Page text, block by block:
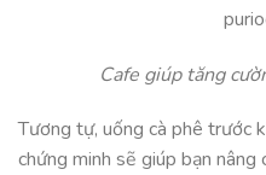
Cafe giúp tăng
Tương tự, uống cà phê trước
chứng minh sẽ giúp bạn